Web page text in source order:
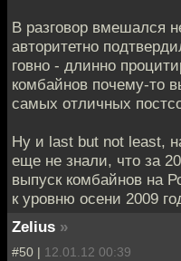
В разговор вмешался
авторитетно
говно - длинно
комбайнов почему-то
самых отличных
Ну и last but not least,
еще не знали, что за
выпуск комбайнов на
к уровню осени 2009
Zelius »
#50 | 12.01.12 00:39